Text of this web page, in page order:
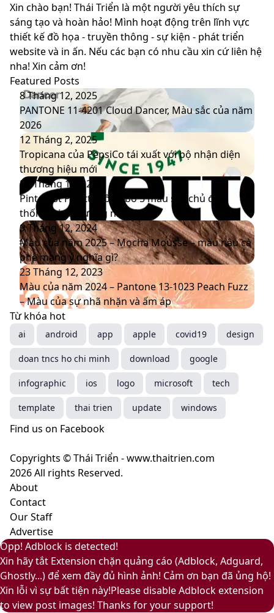
Xin chào bạn! Thái Triển là một người yêu thích sự
sáng tạo và hoàn hảo! Mình hoạt động trên lĩnh vực
thiết kế đồ họa - truyền thông - sự kiện - phát triển
website và in ấn. Nếu các bạn có nhu cầu xin cứ liên hệ
nha! Xin cảm ơn!
Featured Posts
PANTONE
11-
4201
Cloud
Dancer,
Màu
sắc
của
năm
2026
8 Tháng 12, 2025
PANTONE 11-4201 Cloud Dancer, Màu sắc của năm
2026
Tropicana
của
PepsiCo
tái
xuất
với
bộ
nhận
diện
thương
hiệu
mới
12 Tháng 2, 2025
Tropicana của PepsiCo tái xuất với bộ nhận diện
thương hiệu mới
Pinterest
Palette
công
bố
5
màu
sắc
chủ
đạo
thống
trị
xu
hướng
năm
2025
20 Tháng 1, 2025
Pinterest Palette công bố 5 màu sắc chủ đạo
thống trị xu hướng năm 2025
Màu
của
năm
2025
–
Mocha
Mousse
–
màu
nâu
cà
phê
mang
ý
nghĩa
9 Tháng 12, 2024
Màu của năm 2025 – Mocha Mousse – màu nâu cà
phê mang ý nghĩa gì?
Màu
của
năm
2024
–
Pantone
13-
1023
Peach
Fuzz
–
Màu
sự
nhã
nhặn
và
ấm
áp
23 Tháng 12, 2023
Màu của năm 2024 – Pantone 13-1023 Peach Fuzz
– Màu của sự nhã nhặn và ấm áp
Từ khóa hot
ai android app apple covid19 design
doan tncs ho chi minh download google
infographic ios logo microsoft tech
template thai trien update windows
Find us on Facebook
Copyrights © Thái Triển - www.thaitrien.com
2026 All rights Reserved.
About
Contact
Our Staff
Advertise
Facebook
X
LinkedIn
YouTube
Google
Play
Facebook
Pinterest
Messenger
Messenger
Viber
Back
to
top
button
Close
Opp! Adblock is detected!
Xin hãy tắt Extension chặn quảng cáo (Adblock, Adguard,
Ghostly...) để xem đầy đủ hình ảnh! Cảm ơn bạn đã ủng hộ!
Xin lỗi vì sự bất tiện này!Please disable Adblock extension
to view post images! Thanks for your support!